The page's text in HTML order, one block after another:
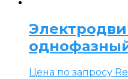
Цена по запросу